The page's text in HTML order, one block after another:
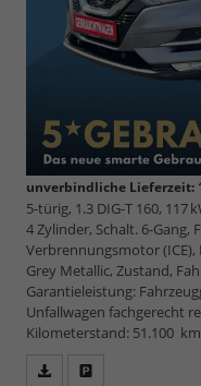
unverbindliche Lieferzeit:
5-türig, 1.3 DIG-T 160, 117
4 Zylinder, Schalt. 6-Gang,
Verbrennungsmotor (ICE),
Grey Metallic, Zustand,
Garantieleistung:
Unfallwagen fachgerecht
Kilometerstand: 51.100